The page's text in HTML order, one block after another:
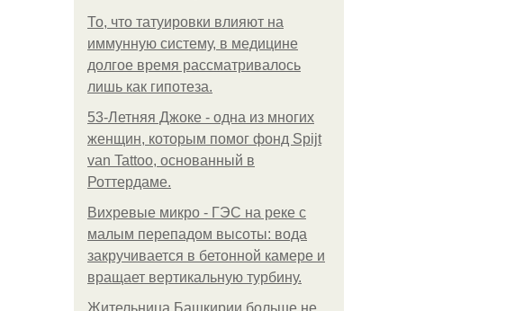
То, что татуировки влияют на
иммунную систему, в медицине
долгое время рассматривалось
лишь как гипотеза.
53-Летняя Джоке - одна из многих
женщин, которым помог фонд Spijt
van Tattoo, основанный в
Роттердаме.
Вихревые микро - ГЭС на реке с
малым перепадом высоты: вода
закручивается в бетонной камере и
вращает вертикальную турбину.
Жительница Башкирии больше не